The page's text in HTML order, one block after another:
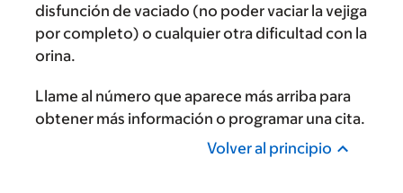
disfunción de vaciado (no poder vaciar la vejiga
por completo) o cualquier otra dificultad con la
orina.
Llame al número que aparece más arriba para
obtener más información o programar una cita.
Volver al principio